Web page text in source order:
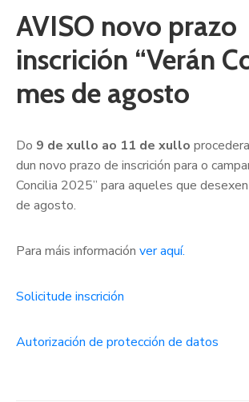
AVISO novo prazo
inscrición “Verán
mes de agosto
Do 9 de xullo ao 11 de xullo
dun novo prazo de inscrición para o
Concilia 2025” para aqueles que
de agosto.
Para máis información ver aquí.
Solicitude inscrición
Autorización de protección de datos